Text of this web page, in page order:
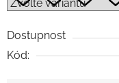
Dostupnost
Kód: